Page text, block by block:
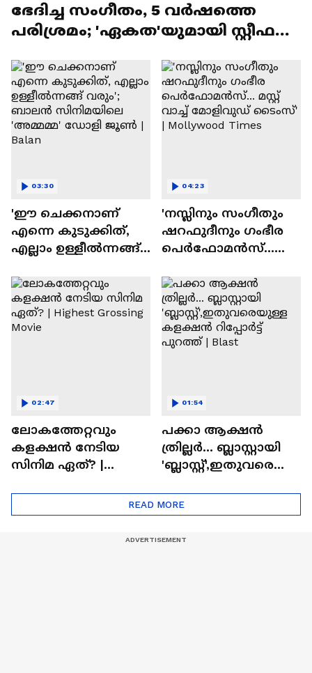
ഭേദിച്ച സംഗീതം, 5 വർഷത്തെ
പരിശ്രമം; 'ഏകത'യുമായി സ്റ്റീഫൻ
'ഈ ചെക്കനാണ്
എന്നെ കുടുക്കിത്,
എല്ലാം ഉള്ളീൽന്നങ്ങ്
സിനിമയിലെ
'അമ്മമ്മ' ഡോളി
ജൂൺ | Balan
03:30
'നസ്ലിനും സംഗീതും
ഷറഫുദീനും ഗംഭീര
പെർഫോമൻസ്...
ടൈംസ്' | Mollywood
Times
04:23
ലോകത്തേറ്റവും
കളക്ഷൻ നേടിയ
സിനിമ ഏത്? |
02:47
പക്കാ ആക്ഷൻ
ത്രില്ലർ... ബ്ലാസ്റ്റായി
'ബ്ലാസ്റ്റ്',ഇതുവരെയു
റിപ്പോർട്ട് പുറത്ത് |
Blast
01:54
READ MORE